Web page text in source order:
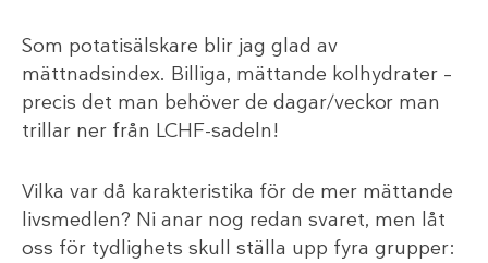
Som potatisälskare blir jag glad av
mättnadsindex. Billiga, mättande kolhydrater –
precis det man behöver de dagar/veckor man
trillar ner från LCHF-sadeln!
Vilka var då karakteristika för de mer mättande
livsmedlen? Ni anar nog redan svaret, men låt
oss för tydlighets skull ställa upp fyra grupper: